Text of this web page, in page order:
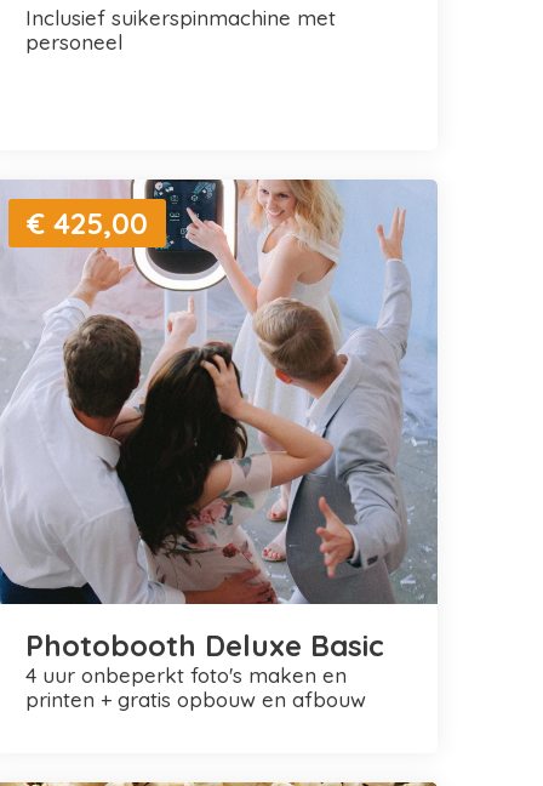
inclusief suikerspinmachine met
personeel
€ 425,00
Photobooth Deluxe Basic
4 uur onbeperkt foto's maken en
printen + gratis opbouw en afbouw